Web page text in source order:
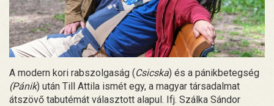
A modern kori rabszolgaság (Csicska) és a pánikbetegség
(Pánik) után Till Attila ismét egy, a magyar társadalmat
átszövő tabutémát választott alapul. Ifj. Szálka Sándor